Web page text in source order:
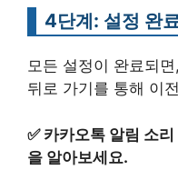
4단계: 설정 완
모든 설정이 완료되
뒤로 가기를 통해 이
✅ 카카오톡 알림 소
을 알아보세요.